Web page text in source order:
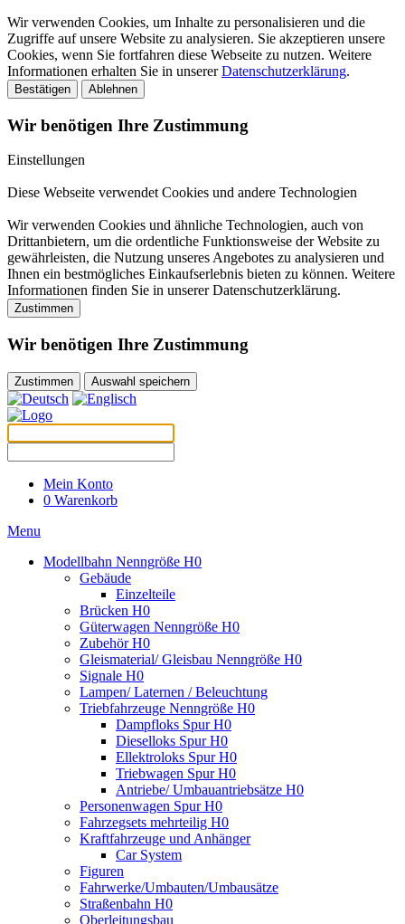
Wir verwenden Cookies, um Inhalte zu personalisieren und die
Zugriffe auf unsere Website zu analysieren. Sie akzeptieren unsere
Cookies, wenn Sie fortfahren diese Webseite zu nutzen. Weitere
Informationen erhalten Sie in unsererDatenschutzerklärung.
Bestätigen Ablehnen
Wir benötigen Ihre Zustimmung
Einstellungen
Diese Webseite verwendet Cookies und andere Technologien
Wir verwenden Cookies und ähnliche Technologien, auch von
Drittanbietern, um die ordentliche Funktionsweise der Website zu
gewährleisten, die Nutzung unseres Angebotes zu analysieren und
Ihnen ein bestmögliches Einkaufserlebnis bieten zu können. Weitere
Informationen finden Sie in unserer Datenschutzerklärung.
Zustimmen
Wir benötigen Ihre Zustimmung
Zustimmen Auswahl speichern
Mein Konto
0 Warenkorb
Menu
Modellbahn Nenngröße H0
Gebäude
Einzelteile
Brücken H0
Güterwagen Nenngröße H0
Zubehör H0
Gleismaterial/ Gleisbau Nenngröße H0
Signale H0
Lampen/ Laternen / Beleuchtung
Triebfahrzeuge Nenngröße H0
Dampfloks Spur H0
Dieselloks Spur H0
Ellektroloks Spur H0
Triebwagen Spur H0
Antriebe/ Umbauantriebsätze H0
Personenwagen Spur H0
Fahrzegsets mehrteilig H0
Kraftfahrzeuge und Anhänger
Car System
Figuren
Fahrwerke/Umbauten/Umbausätze
Straßenbahn H0
Oberleitungsbau